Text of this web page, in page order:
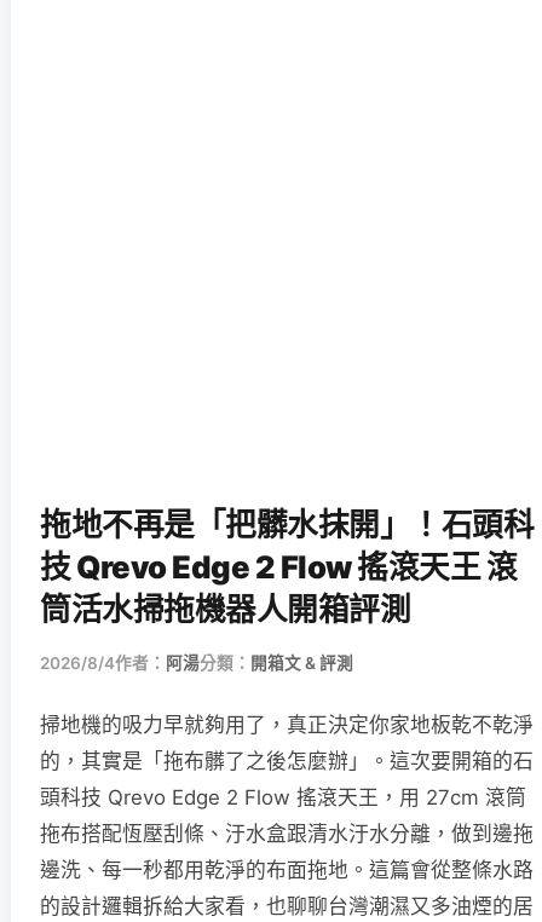
拖地不再是「把髒水抹開」！石頭科
技 Qrevo Edge 2 Flow 搖滾天王 滾
筒活水掃拖機器人開箱評測
2026/8/4作者： 阿湯分類： 開箱文 & 評測
掃地機的吸力早就夠用了，真正決定你家地板乾不乾淨
的，其實是「拖布髒了之後怎麼辦」。這次要開箱的石
頭科技 Qrevo Edge 2 Flow 搖滾天王，用 27cm 滾筒
拖布搭配恆壓刮條、汙水盒跟清水汙水分離，做到邊拖
邊洗、每一秒都用乾淨的布面拖地。這篇會從整條水路
的設計邏輯拆給大家看，也聊聊台灣潮濕又多油煙的居